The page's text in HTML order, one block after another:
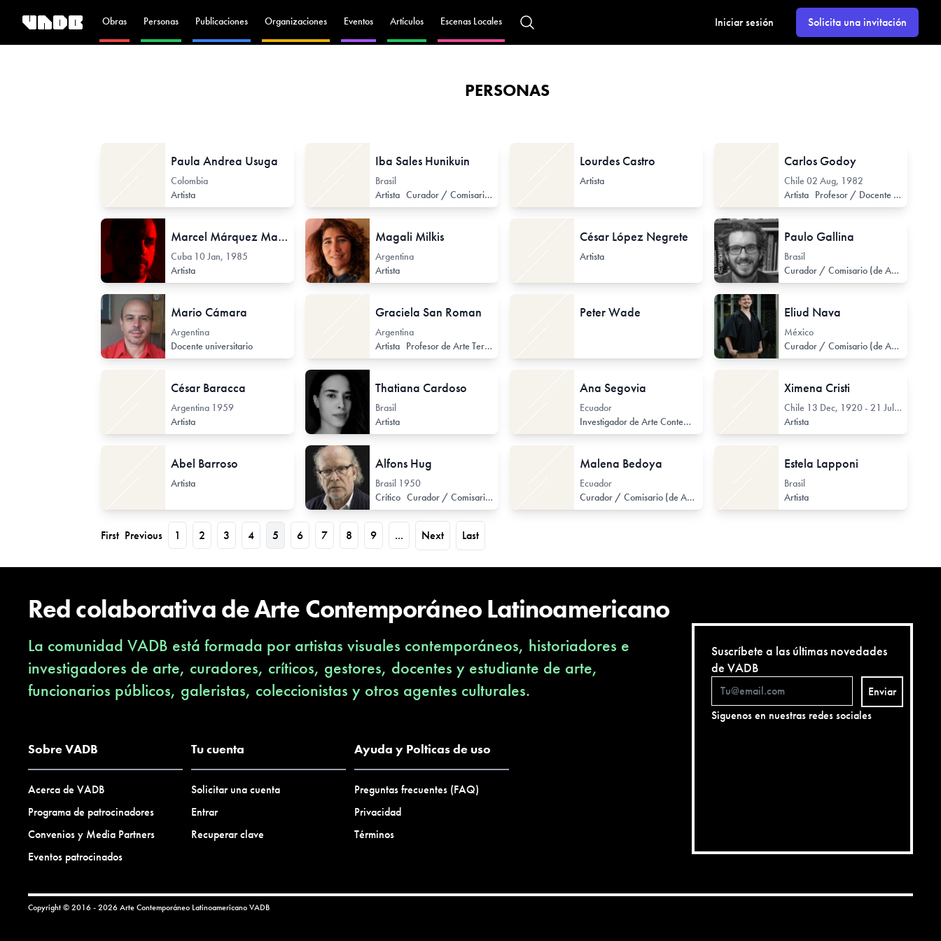
Obras Personas Publicaciones Organizaciones Eventos Artículos Escenas Locales Iniciar sesión Solicita una invitación
PERSONAS
Paula Andrea Usuga
Colombia
Artista
Iba Sales Hunikuin
Brasil
Artista Curador / Comisario (de Arte Contemporáneo)
Lourdes Castro
Artista
Carlos Godoy
Chile 02 Aug, 1982
Artista Profesor / Docente no formal
Marcel Márquez Martínez
Cuba 10 Jan, 1985
Artista
Magali Milkis
Argentina
Artista
César López Negrete
Artista
Paulo Gallina
Brasil
Curador / Comisario (de Arte Contemporáneo)
Mario Cámara
Argentina
Docente universitario
Graciela San Roman
Argentina
Artista Profesor de Arte Terciario Ceramista
Peter Wade Eliud Nava
México
Curador / Comisario (de Arte Contemporáneo)
César Baracca
Argentina 1959
Artista
Thatiana Cardoso
Brasil
Artista
Ana Segovia
Ecuador
Investigador de Arte Contemporáneo
Gestor de Arte Contemporáneo
Ximena Cristi
Chile 13 Dec, 1920 - 21 Jul, 2022
Artista
Abel Barroso
Artista
Alfons Hug
Brasil 1950
Crítico Curador / Comisario (de Arte Contemporáneo)
Malena Bedoya
Ecuador
Curador / Comisario (de Arte Contemporáneo)
Historiador de Arte Contemporáneo
Estela Lapponi
Brasil
Artista
First Previous 1 2 3 4 5 6 7 8 9 ... Next Last
Red colaborativa de Arte Contemporáneo Latinoamericano
La comunidad VADB está formada por artistas visuales contemporáneos, historiadores e
investigadores de arte, curadores, críticos, gestores, docentes y estudiante de arte,
funcionarios públicos, galeristas, coleccionistas y otros agentes culturales.
Sobre VADB
Acerca de VADB
Programa de patrocinadores
Convenios y Media Partners
Eventos patrocinados
Tu cuenta
Solicitar una cuenta
Entrar
Recuperar clave
Ayuda y Polticas de uso
Preguntas frecuentes (FAQ)
Privacidad
Términos
Suscríbete a las últimas novedades
de VADB
Enviar
Siguenos en nuestras redes sociales
Copyright © 2016 - 2026 Arte Contemporáneo LatinoamericanoVADB